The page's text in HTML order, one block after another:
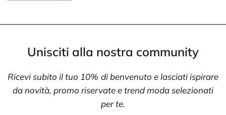
Unisciti alla nostra community
Ricevi subito il tuo 10% di benvenuto e lasciati ispirare
da novità, promo riservate e trend moda selezionati
per te.